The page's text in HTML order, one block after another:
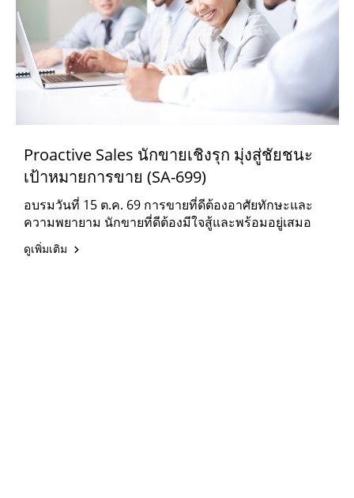
Proactive Sales นักขายเชิงรุก มุ่งสู่ชัยชนะ
เป้าหมายการขาย (SA-699)
อบรมวันที่ 15 ต.ค. 69 การขายที่ดีต้องอาศัยทักษะและ
ความพยายาม นักขายที่ดีต้องมีใจสู้และพร้อมอยู่เสมอ
ดูเพิ่มเติม